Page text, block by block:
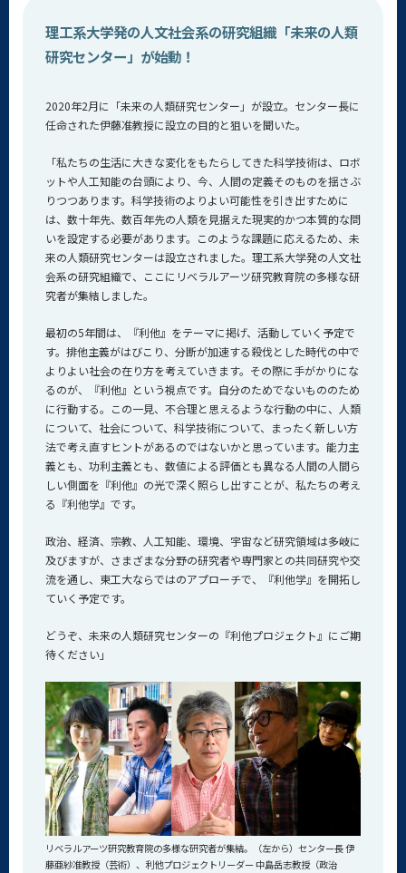
理工系大学発の人文社会系の研究組織「未来の人類
研究センター」が始動！
2020年2月に「未来の人類研究センター」が設立。センター長に
任命された伊藤准教授に設立の目的と狙いを聞いた。
「私たちの生活に大きな変化をもたらしてきた科学技術は、ロボ
ットや人工知能の台頭により、今、人間の定義そのものを揺さぶ
りつつあります。科学技術のよりよい可能性を引き出すために
は、数十年先、数百年先の人類を見据えた現実的かつ本質的な問
いを設定する必要があります。このような課題に応えるため、未
来の人類研究センターは設立されました。理工系大学発の人文社
会系の研究組織で、ここにリベラルアーツ研究教育院の多様な研
究者が集結しました。
最初の5年間は、『利他』をテーマに掲げ、活動していく予定で
す。排他主義がはびこり、分断が加速する殺伐とした時代の中で
よりよい社会の在り方を考えていきます。その際に手がかりにな
るのが、『利他』という視点です。自分のためでないもののため
に行動する。この一見、不合理と思えるような行動の中に、人類
について、社会について、科学技術について、まったく新しい方
法で考え直すヒントがあるのではないかと思っています。能力主
義とも、功利主義とも、数値による評価とも異なる人間の人間ら
しい側面を『利他』の光で深く照らし出すことが、私たちの考え
る『利他学』です。
政治、経済、宗教、人工知能、環境、宇宙など研究領域は多岐に
及びますが、さまざまな分野の研究者や専門家との共同研究や交
流を通し、東工大ならではのアプローチで、『利他学』を開拓し
ていく予定です。
どうぞ、未来の人類研究センターの『利他プロジェクト』にご期
待ください」
リベラルアーツ研究教育院の多様な研究者が集結。（左から）センター長 伊
藤亜紗准教授（芸術）、利他プロジェクトリーダー 中島岳志教授（政治